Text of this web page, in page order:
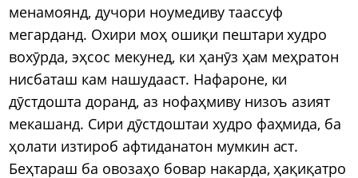
менамоянд, дучори ноумедиву таассуф
мегарданд. Охири моҳ ошиқи пештари худро
вохӯрда, эҳсос мекунед, ки ҳанӯз ҳам меҳратон
нисбаташ кам нашудааст. Нафароне, ки
дӯстдошта доранд, аз нофаҳмиву низоъ азият
мекашанд. Сири дӯстдоштаи худро фаҳмида, ба
ҳолати изтироб афтиданатон мумкин аст.
Беҳтараш ба овозаҳо бовар накарда, ҳақиқатро